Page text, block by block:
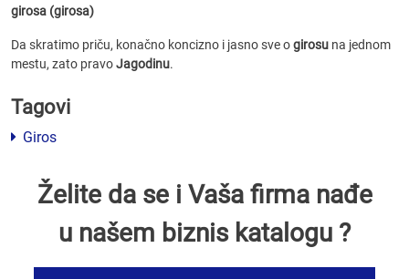
girosa (girosa)
Da skratimo priču, konačno koncizno i jasno sve ogirosu na jednom
mestu, zato pravoJagodinu.
Tagovi
Giros
Želite da se i Vaša firma nađe
u našem biznis katalogu ?